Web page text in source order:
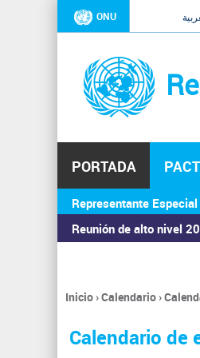
ONU
PORTADA
Representante Especial
Reunión de alto nivel
ASAMBLEA
Se
encuentra
usted
Inicio›Calendario›
Calendario de